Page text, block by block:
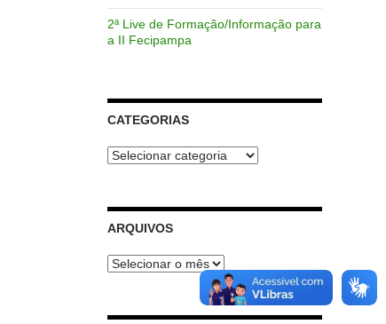
2ª Live de Formação/Informação para
a II Fecipampa
CATEGORIAS
Categorias
ARQUIVOS
Arquivos